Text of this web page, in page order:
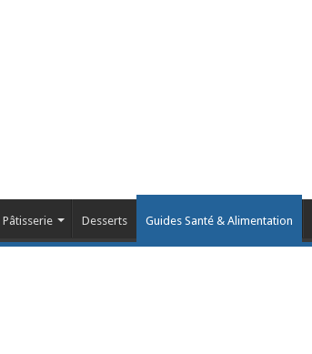
Pâtisserie Desserts Guides Santé & Alimentation